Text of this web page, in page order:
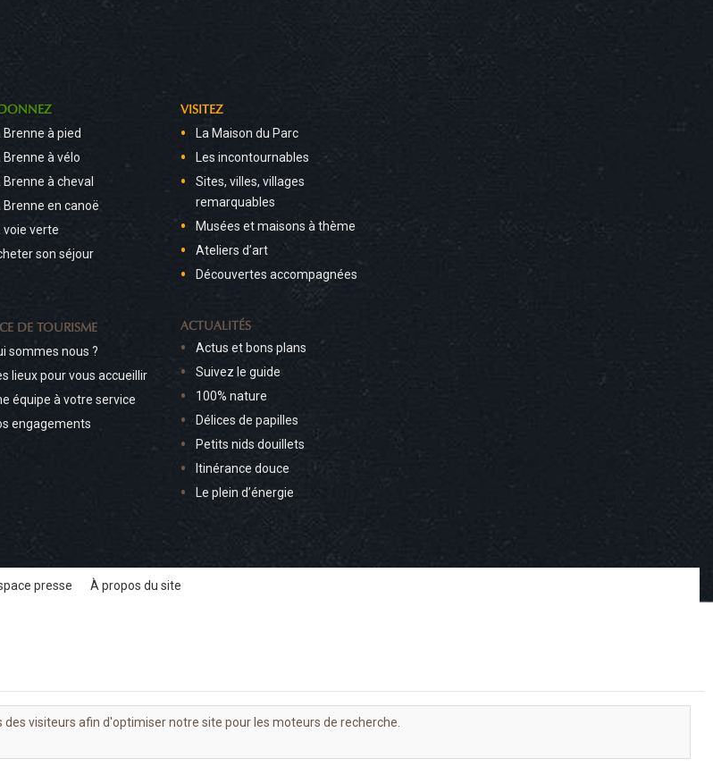
Brenne à pied
Brenne à vélo
Brenne à cheval
Brenne en canoë
voie verte
son séjour
VISITEZ
La Maison du Parc
Les incontournables
Sites, villes, villages
remarquables
Musées et maisons à thème
Ateliers d’art
Découvertes accompagnées
DE TOURISME
sommes nous ?
lieux pour vous accueillir
équipe à votre service
engagements
ACTUALITÉS
Actus et bons plans
Suivez le guide
100% nature
Délices de papilles
Petits nids douillets
Itinérance douce
Le plein d’énergie
presse À propos du site
visiteurs afin d'optimiser notre site pour les moteurs de recherche.